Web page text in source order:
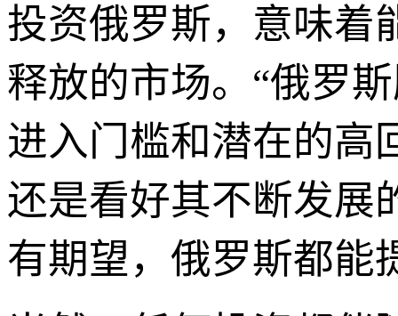
投资俄罗斯，意味着
释放的市场。“俄罗
进入门槛和潜在的高
还是看好其不断发展
有期望，俄罗斯都能